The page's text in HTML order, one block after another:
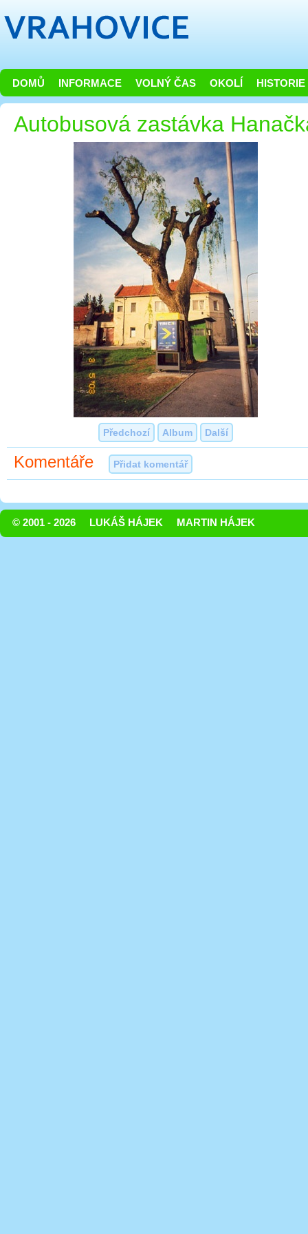
DOMŮ INFORMACE VOLNÝ ČAS OKOLÍ HISTORIE
Autobusová zastávka
Předchozí Album Další
Komentáře Přidat komentář
© 2001 - 2026 LUKÁŠ HÁJEK MARTIN HÁJEK